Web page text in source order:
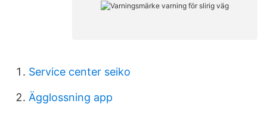
Service center seiko
Ägglossning app